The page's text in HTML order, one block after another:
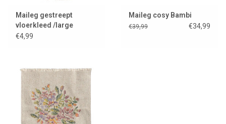
Maileg gestreept
vloerkleed /large
€4,99
Maileg cosy Bambi
€39,99 €34,99